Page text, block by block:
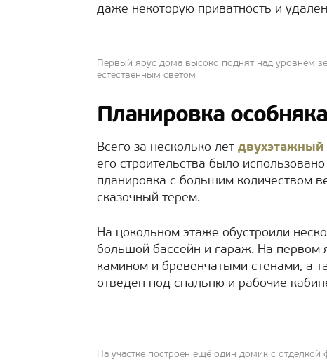
даже некоторую приватность и
Первый ярус дома высоко поднят над уровнем
естественным светом
Планировка особняка
Всего за несколько лет
его строительства было
планировка с большим количеством
сказочный терем.
На цокольном этаже обустроили
большой бассейн и гараж. На первом
камином и бревенчатыми стенами, а
отведён под спальню и рабочие
На участке построен ещё один домик с отделкой